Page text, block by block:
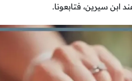
ابن سيرين، فتابعونا.